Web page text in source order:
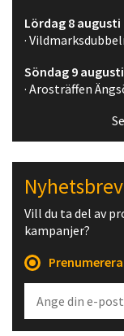
Lördag 8 augusti
·
Söndag 9 augusti
· Arosträffen
Nyhetsbrev
Vill du ta del av
kampanjer?
Prenumerera